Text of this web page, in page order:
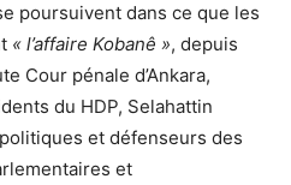
poursuivent dans ce que les
« l’affaire Kobanê », depuis
Cour pénale d’Ankara,
du HDP, Selahattin
et défenseurs des
et